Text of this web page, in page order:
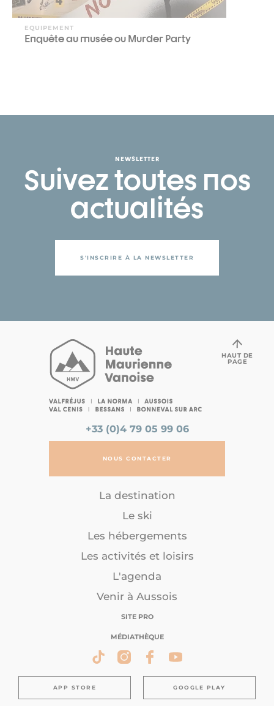
EQUIPEMENT
Enquête au musée ou Murder Party
NEWSLETTER
Suivez toutes nos
actualités
S'INSCRIRE À LA NEWSLETTER
+33 (0)4 79 05 99 06
NOUS CONTACTER
La destination
Le ski
Les hébergements
Les activités et loisirs
L'agenda
Venir à Aussois
SITE PRO
MÉDIATHÈQUE
APP STORE GOOGLE PLAY
HAUT DE
PAGE